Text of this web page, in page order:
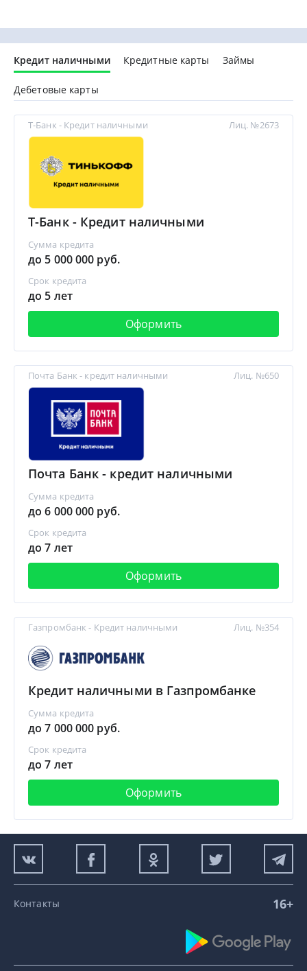
Кредит наличными Кредитные карты Займы
Дебетовые карты
Т-Банк - Кредит наличными
Т-Банк - Кредит наличными
Сумма кредита
до 5 000 000 руб.
Срок кредита
до 5 лет
Оформить
Лиц. №2673
Почта Банк - кредит наличными
Почта Банк - кредит наличными
Сумма кредита
до 6 000 000 руб.
Срок кредита
до 7 лет
Оформить
Лиц. №650
Газпромбанк - Кредит наличными
Кредит наличными в Газпромбанке
Сумма кредита
до 7 000 000 руб.
Срок кредита
до 7 лет
Оформить
Лиц. №354
Контакты 16+